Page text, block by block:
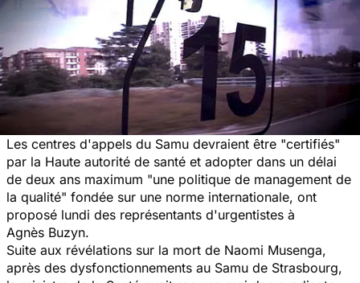
Les centres d'appels du Samu devraient être "certifiés"
par la Haute autorité de santé et adopter dans un délai
de deux ans maximum "une politique de management de
la qualité" fondée sur une norme internationale, ont
proposé lundi des représentants d'urgentistes à
Agnès Buzyn.
Suite aux révélations sur la mort de Naomi Musenga,
après des dysfonctionnements au Samu de Strasbourg,